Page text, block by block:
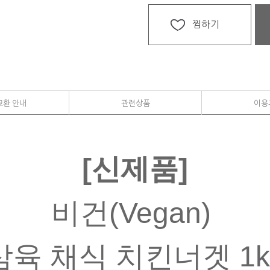
찜하기
환 안내 관련상품 이
[신제품]
비건(Vegan)
육 채식 치킨너겟